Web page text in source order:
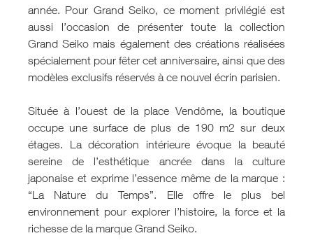
année. Pour Grand Seiko, ce moment privilégié est
aussi l’occasion de présenter toute la collection
Grand Seiko mais également des créations réalisées
spécialement pour fêter cet anniversaire, ainsi que des
modèles exclusifs réservés à ce nouvel écrin parisien.
Située à l’ouest de la place Vendôme, la boutique
occupe une surface de plus de 190 m2 sur deux
étages. La décoration intérieure évoque la beauté
sereine de l’esthétique ancrée dans la culture
japonaise et exprime l’essence même de la marque :
“La Nature du Temps”. Elle offre le plus bel
environnement pour explorer l’histoire, la force et la
richesse de la marque Grand Seiko.